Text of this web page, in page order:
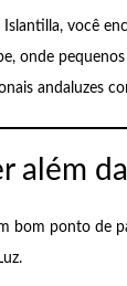
você
onde
andaluzes
além
bom ponto de